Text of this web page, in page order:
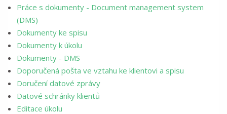
Práce s dokumenty - Document management system
(DMS)
Dokumenty ke spisu
Dokumenty k úkolu
Dokumenty - DMS
Doporučená pošta ve vztahu ke klientovi a spisu
Doručení datové zprávy
Datové schránky klientů
Editace úkolu